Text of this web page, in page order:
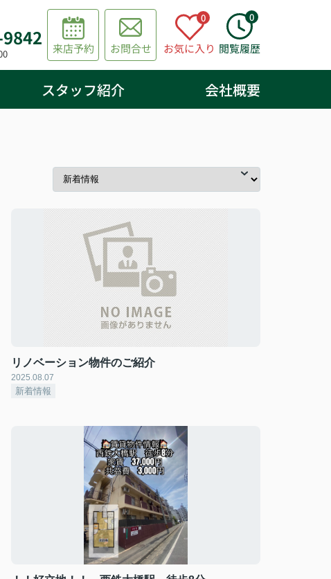
来店予約 お問合せ
0
お気に入り
0
閲覧履歴
スタッフ紹介 会社概要
リノベーション物件のご紹介
2025.08.07
新着情報